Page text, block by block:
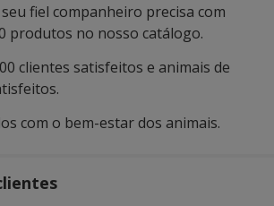
fiel companheiro precisa com
produtos no nosso catálogo.
clientes satisfeitos e animais de
com o bem-estar dos animais.